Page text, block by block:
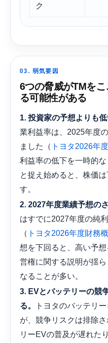
ク
03. 弱気要因
6つの脅威がTMを
る可能性がある
1. 投資家の予想よりも低
業利益率は、2025年度
ました（ トヨタ2026年
利益率の低下を一時的
と捉え始めると、株価
す。
2. 2027年度業績予想の
はすでに2027年度の純
（ トヨタ2026年度財務
想を下回ると、高い予
営権に関する説明が揺
なることが多い。
3. EVとバッテリーの競
る。
トヨタのバッテリ
が、競争リスクは排除
リーEVの普及が遅れた